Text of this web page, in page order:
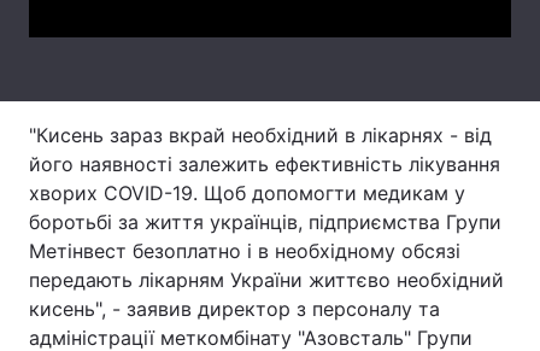
Тема оформлення
"Кисень зараз вкрай необхідний в лікарнях - від
його наявності залежить ефективність лікування
хворих COVID-19. Щоб допомогти медикам у
боротьбі за життя українців, підприємства Групи
Метінвест безоплатно і в необхідному обсязі
передають лікарням України життєво необхідний
кисень", - заявив директор з персоналу та
адміністрації меткомбінату "Азовсталь" Групи